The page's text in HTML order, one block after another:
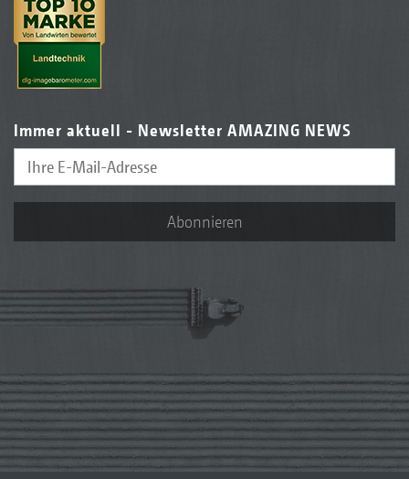
Immer aktuell - Newsletter AMAZING NEWS
Abonnieren